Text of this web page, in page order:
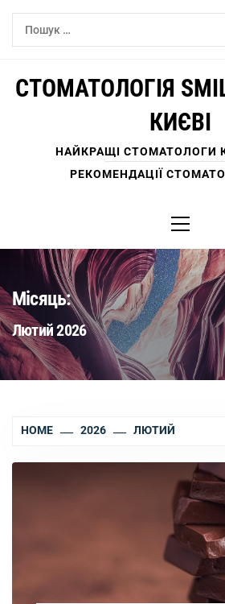
Skip
Пошук:
СТОМАТОЛОГІЯ
КИЄВІ
НАЙКРАЩІ СТОМАТОЛОГИ
РЕКОМЕНДАЦІЇ
Menu
Місяць:
Лютий 2026
HOME 2026 ЛЮТИЙ